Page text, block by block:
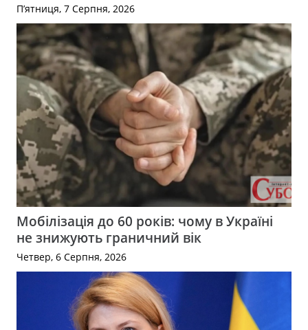
П’ятниця, 7 Серпня, 2026
Мобілізація до 60 років: чому в Україні
не знижують граничний вік
Четвер, 6 Серпня, 2026